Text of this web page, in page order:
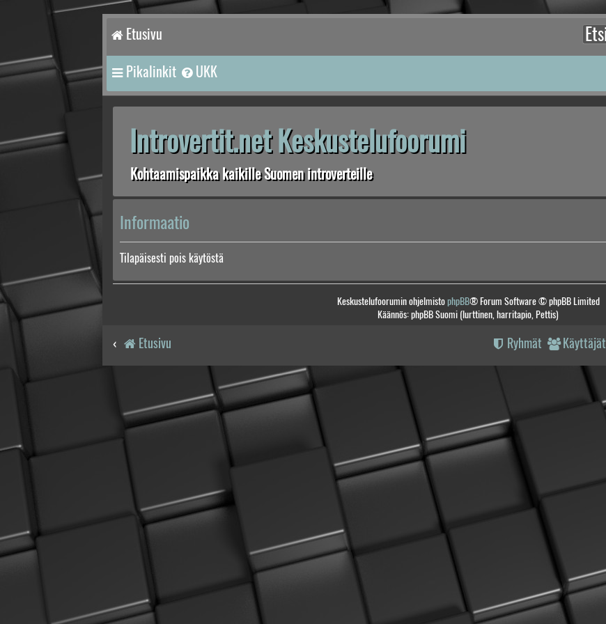
Etusivu
Pikalinkit UKK
Introvertit.net Keskustelufoorumi
Kohtaamispaikka kaikille Suomen introverteille
Informaatio
Tilapäisesti pois käytöstä
Keskustelufoorumin ohjelmistophpBB® Forum Software © phpBB Limited
Käännös: phpBB Suomi (lurttinen, harritapio, Pettis)
Etusivu Käyttäjät
Ryhmät